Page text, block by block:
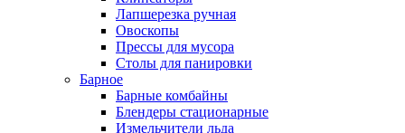
Лапшерезка ручная
Овоскопы
Прессы для мусора
Столы для панировки
Барное
Барные комбайны
Блендеры стационарные
Измельчители льда